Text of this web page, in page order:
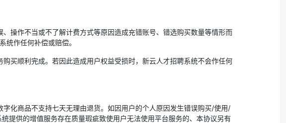
操作不当或不了解计费方式等原因造成充错账号、错选购买数量等情形而
统作任何补偿或赔偿。
买顺利完成。若因此造成用户权益受损时，新云人才招聘系统不会作任何
化商品不支持七天无理由退货。如因用户的个人原因发生错误购买/使用/
提供的增值服务存在质量瑕疵致使用户无法使用平台服务的、本协议另有